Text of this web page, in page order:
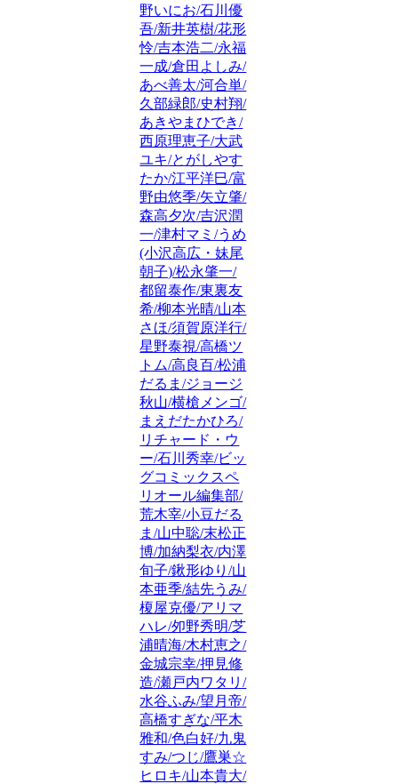
野いにお/石川優
吾/新井英樹/花形
怜/吉本浩二/永福
一成/倉田よしみ/
あべ善太/河合単/
久部緑郎/史村翔/
あきやまひでき/
西原理恵子/大武
ユキ/とがしやす
たか/江平洋巳/富
野由悠季/矢立肇/
森高夕次/吉沢潤
一/津村マミ/うめ
(小沢高広・妹尾
朝子)/松永肇一/
都留泰作/東裏友
希/柳本光晴/山本
さほ/須賀原洋行/
星野泰視/高橋ツ
トム/高良百/松浦
だるま/ジョージ
秋山/横槍メンゴ/
まえだたかひろ/
リチャード・ウ
ー/石川秀幸/ビッ
グコミックスペ
リオール編集部/
荒木宰/小豆だる
ま/山中聡/末松正
博/加納梨衣/内澤
旬子/鍬形ゆり/山
本亜季/結先うみ/
榎屋克優/アリマ
ハレ/夘野秀明/芝
浦晴海/木村恵之/
金城宗幸/押見修
造/瀬戸内ワタリ/
水谷ふみ/望月帝/
高橋すぎな/平木
雅和/色白好/九鬼
すみ/つじ/鷹巣☆
ヒロキ/山本貴大/